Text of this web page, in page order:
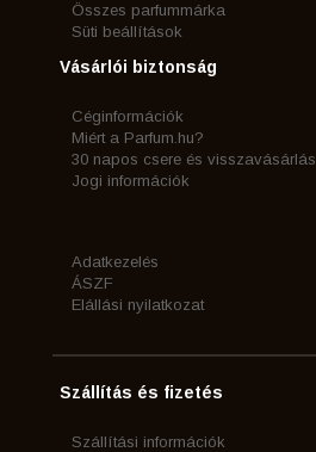
Összes parfummárka
Süti beállítások
Vásárlói biztonság
Céginformációk
Miért a Parfum.hu?
30 napos csere és visszavásárlás
Jogi információk
Adatkezelés
ÁSZF
Elállási nyilatkozat
Szállítás és fizetés
Szállítási információk